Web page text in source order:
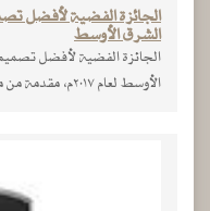
الجائزة الفضية لأفضل
الشرق الأوسط
الجائزة الفضية لأفضل
الأوسط لعام ٢٠١٧م، مقدمة من مجلة "ترانسفورم".